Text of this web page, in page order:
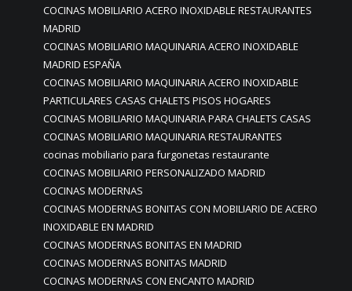
COCINAS MOBILIARIO ACERO INOXIDABLE RESTAURANTES
MADRID
COCINAS MOBILIARIO MAQUINARIA ACERO INOXIDABLE
MADRID ESPAÑA
COCINAS MOBILIARIO MAQUINARIA ACERO INOXIDABLE
PARTICULARES CASAS CHALETS PISOS HOGARES
COCINAS MOBILIARIO MAQUINARIA PARA CHALETS CASAS
COCINAS MOBILIARIO MAQUINARIA RESTAURANTES
cocinas mobiliario para furgonetas restaurante
COCINAS MOBILIARIO PERSONALIZADO MADRID
COCINAS MODERNAS
COCINAS MODERNAS BONITAS CON MOBILIARIO DE ACERO
INOXIDABLE EN MADRID
COCINAS MODERNAS BONITAS EN MADRID
COCINAS MODERNAS BONITAS MADRID
COCINAS MODERNAS CON ENCANTO MADRID